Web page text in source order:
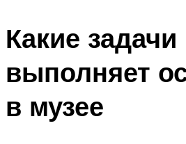
Какие задачи
выполняет
в музее